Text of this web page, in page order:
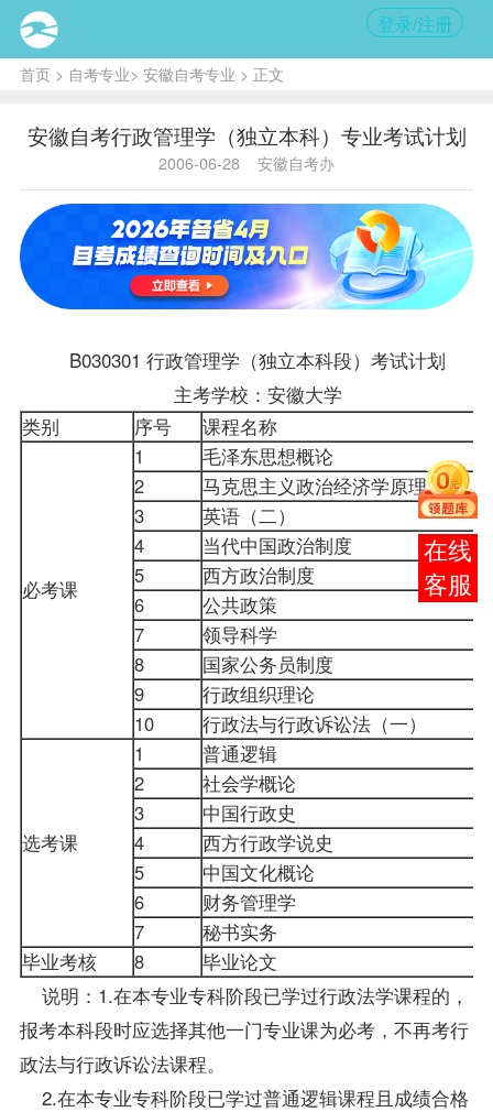
登录/注册
首页> 自考专业> 安徽自考专业 > 正文
安徽自考行政管理学（独立本科）专业考试计划
2006-06-28 安徽自考办
B030301 行政管理学 （独立本科段）考试计划
主考学校：安徽大学
类别 序号 课程名称
必考课
1 毛泽东思想概论
2
马克思主义政治经济学原理
3
英语（二）
4
当代中国政治制度
5
西方政治制度
6
公共政策
7
领导科学
8
国家公务员制度
9
行政组织理论
10
行政法与行政诉讼法（一）
选考课
1 普通逻辑
2
社会学概论
3
中国行政史
4
西方行政学说史
5
中国文化概论
6
财务管理学
7
秘书实务
毕业考核
8 毕业论文
说明：1.在本专业专科阶段已学过行政法学课程的，
报考本科段时应选择其他一门专业课为必考，不再考行
政法与行政诉讼法课程。
2.在本专业专科阶段已学过普通逻辑课程且 成绩合格
在线
客服